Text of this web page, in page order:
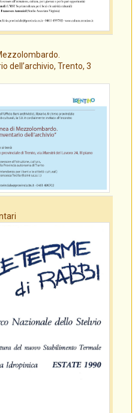
dell’archivio, Trento, 3